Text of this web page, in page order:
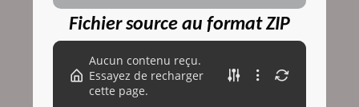
Fichier source au format ZIP
Aucun contenu reçu.
Essayez de recharger
cette page.